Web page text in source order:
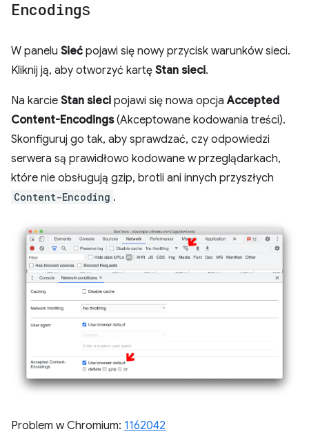
Encodings
W panelu Sieć pojawi się nowy przycisk warunków sieci.
Kliknij ją, aby otworzyć kartę Stan sieci.
Na karcie Stan sieci pojawi się nowa opcjaAccepted
Content-Encodings(Akceptowane kodowania treści).
Skonfiguruj go tak, aby sprawdzać, czy odpowiedzi
serwera są prawidłowo kodowane w przeglądarkach,
które nie obsługują gzip, brotli ani innych przyszłych
Content-Encoding .
Problem w Chromium: 1162042